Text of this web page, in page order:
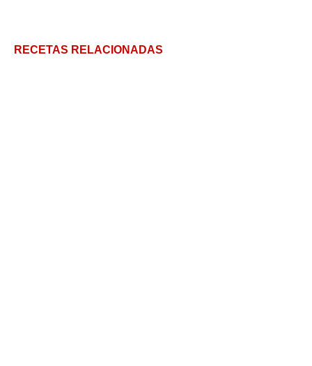
RECETAS RELACIONADAS